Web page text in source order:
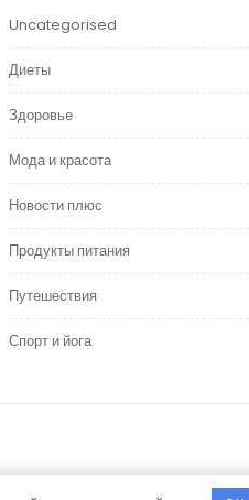
Uncategorised
Диеты
Здоровье
Мода и красота
Новости плюс
Продукты питания
Путешествия
Спорт и йога